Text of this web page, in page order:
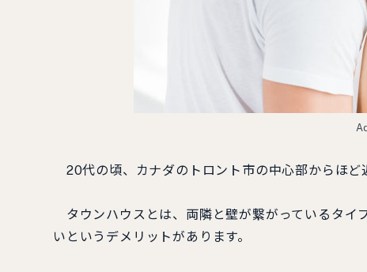
20代の頃、カナダのトロント市の中心部からほ
タウンハウスとは、両隣と壁が繋がっているタイ
いというデメリットがあります。